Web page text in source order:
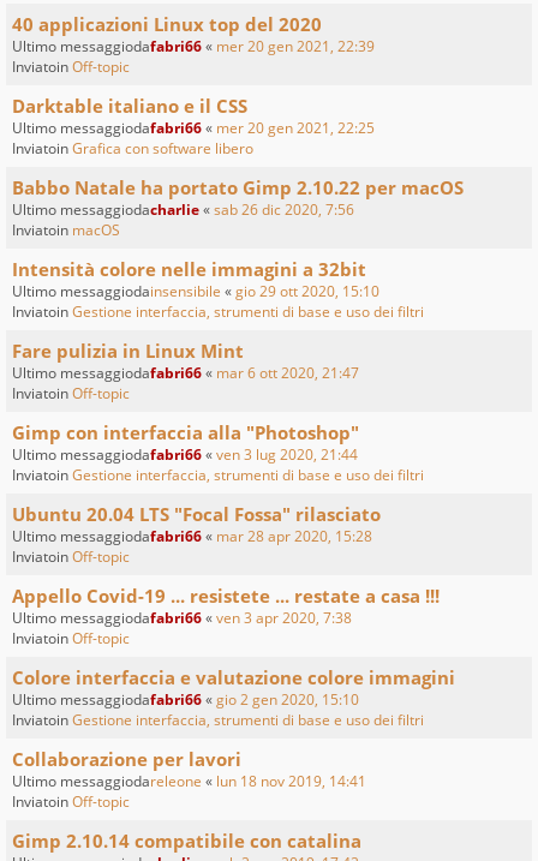
40 applicazioni Linux top del 2020
Ultimo messaggiodafabri66« mer 20 gen 2021, 22:39
InviatoinOff-topic
Darktable italiano e il CSS
Ultimo messaggiodafabri66« mer 20 gen 2021, 22:25
InviatoinGrafica con software libero
Babbo Natale ha portato Gimp 2.10.22 per macOS
Ultimo messaggiodacharlie«sab 26 dic 2020, 7:56
Inviatoin macOS
Intensità colore nelle immagini a 32bit
Ultimo messaggiodainsensibile «gio 29 ott 2020, 15:10
InviatoinGestione interfaccia, strumenti di base e uso dei filtri
Fare pulizia in Linux Mint
Ultimo messaggiodafabri66« mar 6 ott 2020, 21:47
InviatoinOff-topic
Gimp con interfaccia alla "Photoshop"
Ultimo messaggiodafabri66«ven 3 lug 2020, 21:44
InviatoinGestione interfaccia, strumenti di base e uso dei filtri
Ubuntu 20.04 LTS "Focal Fossa" rilasciato
Ultimo messaggiodafabri66« mar 28 apr 2020, 15:28
InviatoinOff-topic
Appello Covid-19 ... resistete ... restate a casa !!!
Ultimo messaggiodafabri66«ven 3 apr 2020, 7:38
InviatoinOff-topic
Colore interfaccia e valutazione colore immagini
Ultimo messaggiodafabri66«gio 2 gen 2020, 15:10
InviatoinGestione interfaccia, strumenti di base e uso dei filtri
Collaborazione per lavori
Ultimo messaggiodareleone « lun 18 nov 2019, 14:41
InviatoinOff-topic
Gimp 2.10.14 compatibile con catalina